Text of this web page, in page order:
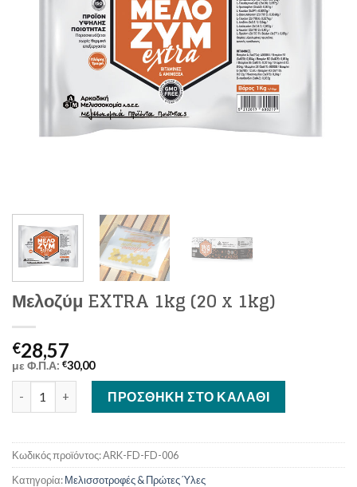
Μελοζύμ EXTRA 1kg (20 x 1kg)
€28,57
με Φ.Π.Α: €30,00
Μελοζύμ EXTRA 1kg (20 x 1kg) ποσότητα
ΠΡΟΣΘΉΚΗ ΣΤΟ ΚΑΛΆΘΙ
Κωδικός προϊόντος:ARK-FD-FD-006
Κατηγορία:Μελισσοτροφές & Πρώτες Ύλες